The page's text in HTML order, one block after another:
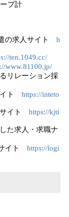
プ計
の求人サイト h
ten.1049.cc/
www.81100.jp/
リレーション採
イト https://inteto
サイト https://kjti
た求人・求職ナ
イト https://logi